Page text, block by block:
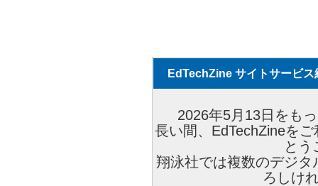
EdTechZine サイトサービス
2026年5月13日をも
長い間、EdTechZineを
とう
翔泳社では複数のデジ
ろしけ